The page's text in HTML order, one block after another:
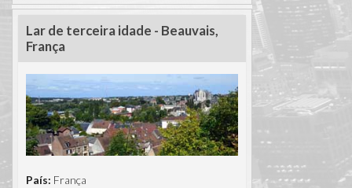
Lar de terceira idade - Beauvais,
França
País: França